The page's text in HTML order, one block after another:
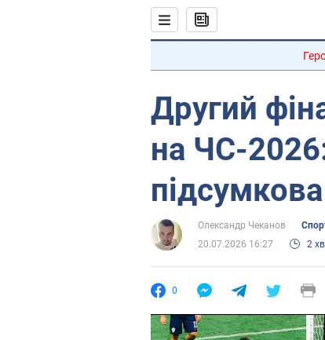
Другий
на ЧС-2026:
Олександр Чеканов
20.07.2026 16:27
2
0